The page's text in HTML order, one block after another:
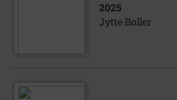
2025
Jytte Boller